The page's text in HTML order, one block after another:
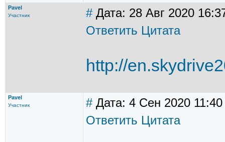
Pavel
Участник #Дата: 28 Авг 2020
Ответить Цитата
http://
Pavel
Участник #Дата: 4 Сен 2020 11:40
Ответить Цитата